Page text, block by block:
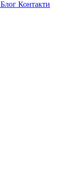
Блог Контакти